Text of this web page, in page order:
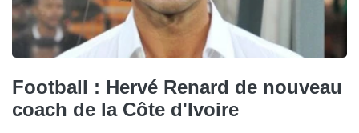
Football : Hervé Renard de nouveau
coach de la Côte d'Ivoire